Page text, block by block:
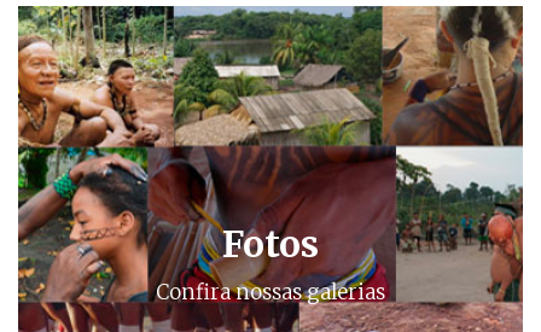
Fotos
Confira nossas galerias